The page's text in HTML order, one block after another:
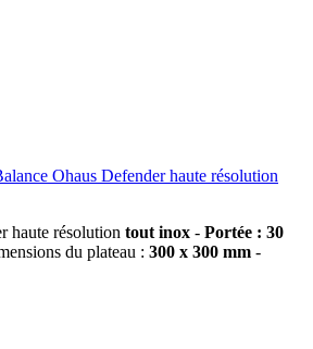
Ohaus Defender haute résolution
haute résolution tout inox - Portée : 30
du plateau : 300 x 300 mm -